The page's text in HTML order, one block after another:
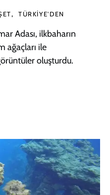
TÜRKIYE'DEN
Adası, ilkbaharın
ağaçları ile
oluşturdu.